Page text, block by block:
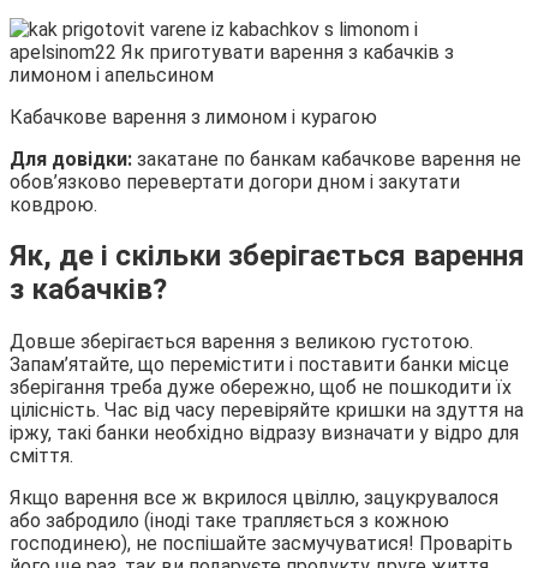
Кабачкове варення з лимоном і курагою
Для довідки: закатане по банкам кабачкове варення не
обов’язково перевертати догори дном і закутати
ковдрою.
Як, де і скільки зберігається варення
з кабачків?
Довше зберігається варення з великою густотою.
Запам’ятайте, що перемістити і поставити банки місце
зберігання треба дуже обережно, щоб не пошкодити їх
цілісність. Час від часу перевіряйте кришки на здуття на
іржу, такі банки необхідно відразу визначати у відро для
сміття.
Якщо варення все ж вкрилося цвіллю, зацукрувалося
або забродило (іноді таке трапляється з кожною
господинею), не поспішайте засмучуватися! Проваріть